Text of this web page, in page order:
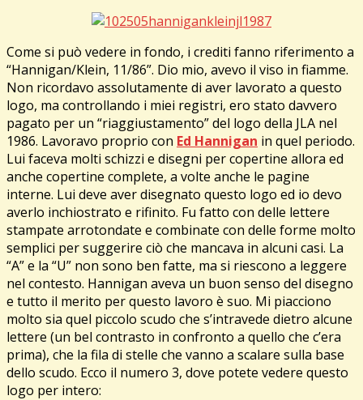
Come si può vedere in fondo, i crediti fanno riferimento a
“Hannigan/Klein, 11/86”. Dio mio, avevo il viso in fiamme.
Non ricordavo assolutamente di aver lavorato a questo
logo, ma controllando i miei registri, ero stato davvero
pagato per un “riaggiustamento” del logo della JLA nel
1986. Lavoravo proprio con Ed Hannigan in quel periodo.
Lui faceva molti schizzi e disegni per copertine allora ed
anche copertine complete, a volte anche le pagine
interne. Lui deve aver disegnato questo logo ed io devo
averlo inchiostrato e rifinito. Fu fatto con delle lettere
stampate arrotondate e combinate con delle forme molto
semplici per suggerire ciò che mancava in alcuni casi. La
“A” e la “U” non sono ben fatte, ma si riescono a leggere
nel contesto. Hannigan aveva un buon senso del disegno
e tutto il merito per questo lavoro è suo. Mi piacciono
molto sia quel piccolo scudo che s’intravede dietro alcune
lettere (un bel contrasto in confronto a quello che c’era
prima), che la fila di stelle che vanno a scalare sulla base
dello scudo. Ecco il numero 3, dove potete vedere questo
logo per intero: